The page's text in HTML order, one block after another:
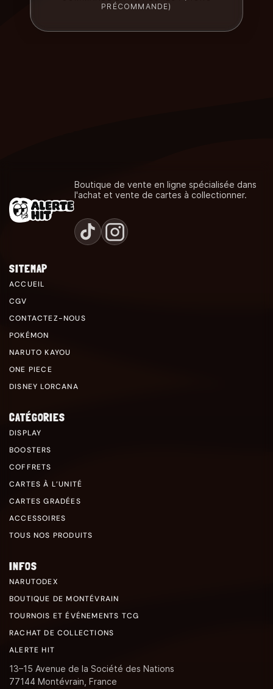
PRÉCOMMANDE)
Boutique de vente en ligne spécialisée dans
l'achat et vente de cartes à collectionner.
SITEMAP
ACCUEIL
CGV
CONTACTEZ-NOUS
POKÉMON
NARUTO KAYOU
ONE PIECE
DISNEY LORCANA
CATÉGORIES
DISPLAY
BOOSTERS
COFFRETS
CARTES À L’UNITÉ
CARTES GRADÉES
ACCESSOIRES
TOUS NOS PRODUITS
INFOS
NARUTODEX
BOUTIQUE DE MONTÉVRAIN
TOURNOIS ET ÉVÉNEMENTS TCG
RACHAT DE COLLECTIONS
ALERTE HIT
13–15 Avenue de la Société des Nations
77144 Montévrain, France